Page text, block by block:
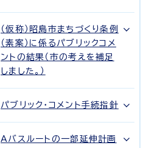
（仮称）昭島市まちづくり条例
（素案）に係るパブリックコメ
ントの結果（市の考えを補足
しました。）
パブリック・コメント手続指針
Aバスルートの一部延伸計画